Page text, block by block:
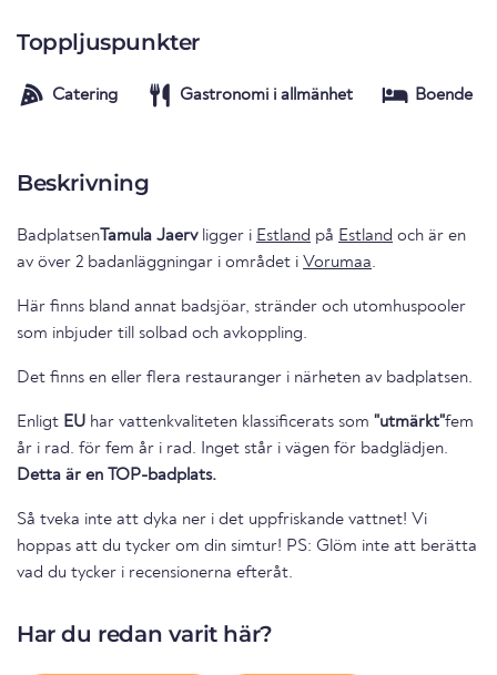
Toppljuspunkter
Catering Gastronomi i allmänhet Boende
Beskrivning
BadplatsenTamula Jaervligger i Estland på Estland och är en
av över 2 badanläggningar i området i Vorumaa.
Här finns bland annat badsjöar, stränder och utomhuspooler
som inbjuder till solbad och avkoppling.
Det finns en eller flera restauranger i närheten av badplatsen.
Enligt EU har vattenkvaliteten klassificerats som "utmärkt"fem
år i rad. för fem år i rad. Inget står i vägen för badglädjen.
Detta är en TOP-badplats.
Så tveka inte att dyka ner i det uppfriskande vattnet! Vi
hoppas att du tycker om din simtur! PS: Glöm inte att berätta
vad du tycker i recensionerna efteråt.
Har du redan varit här?